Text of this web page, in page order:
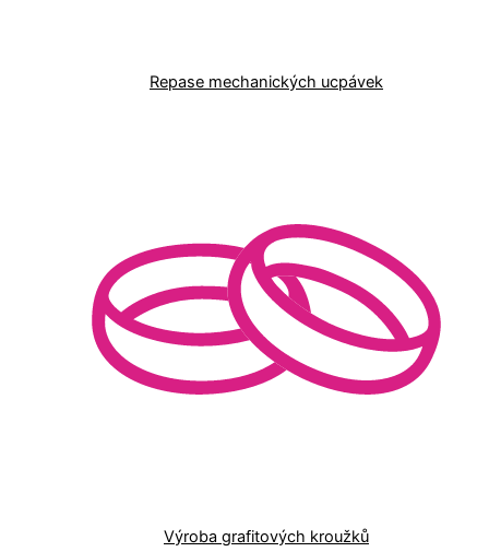
Repase mechanických ucpávek
Výroba grafitových kroužků